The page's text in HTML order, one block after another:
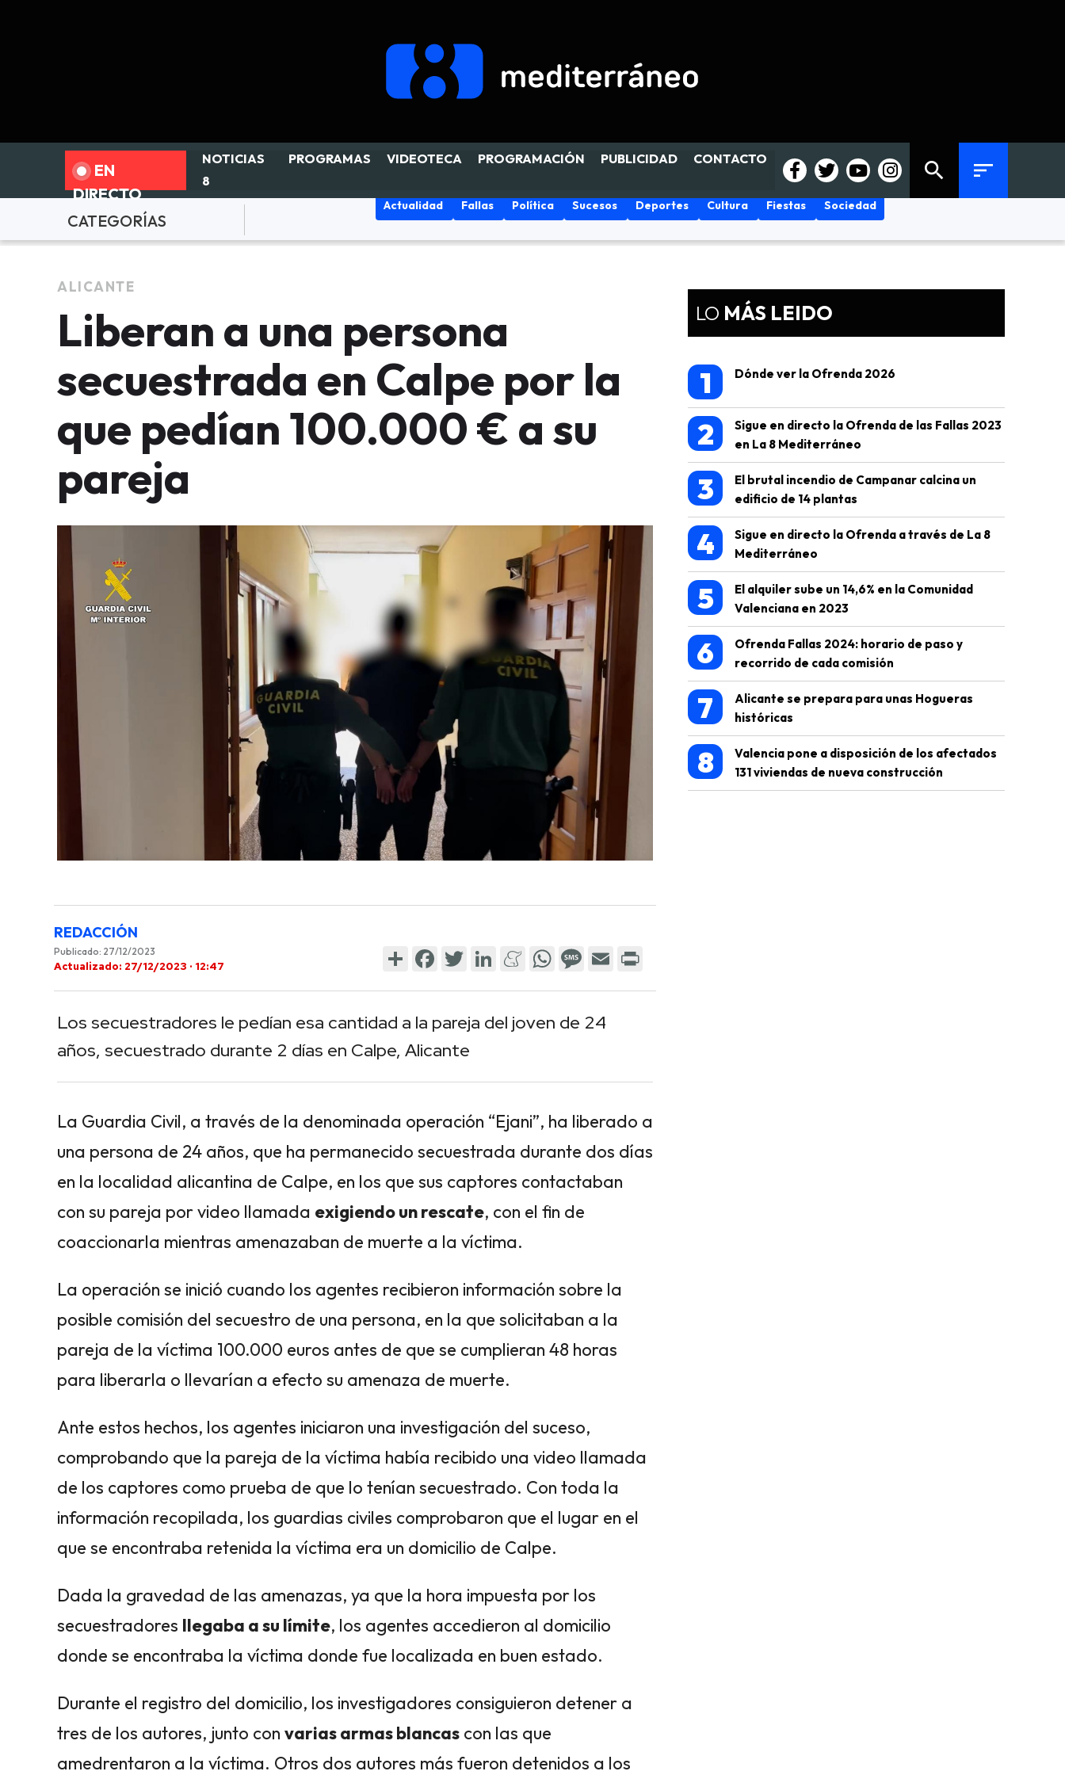
EN
DIRECTO
NOTICIAS
8
PROGRAMAS VIDEOTECA PROGRAMACIÓN PUBLICIDAD CONTACTO search sort
CATEGORÍAS
Actualidad Fallas Política Sucesos Deportes Cultura Fiestas Sociedad
ALICANTE
Liberan a una persona
secuestrada en Calpe por la
que pedían 100.000 € a su
pareja
REDACCIÓN
Publicado: 27/12/2023
Actualizado: 27/12/2023 · 12:47
ShareFacebook
TwitterLinkedInMeneame
WhatsApp
Message
Email
Los secuestradores le pedían esa cantidad a la pareja del joven de 24
años, secuestrado durante 2 días en Calpe, Alicante
La Guardia Civil, a través de la denominada operación “Ejani”, ha liberado a
una persona de 24 años, que ha permanecido secuestrada durante dos días
en la localidad alicantina de Calpe, en los que sus captores contactaban
con su pareja por video llamada exigiendo un rescate, con el fin de
coaccionarla mientras amenazaban de muerte a la víctima.
La operación se inició cuando los agentes recibieron información sobre la
posible comisión del secuestro de una persona, en la que solicitaban a la
pareja de la víctima 100.000 euros antes de que se cumplieran 48 horas
para liberarla o llevarían a efecto su amenaza de muerte.
Ante estos hechos, los agentes iniciaron una investigación del suceso,
comprobando que la pareja de la víctima había recibido una video llamada
de los captores como prueba de que lo tenían secuestrado. Con toda la
información recopilada, los guardias civiles comprobaron que el lugar en el
que se encontraba retenida la víctima era un domicilio de Calpe.
Dada la gravedad de las amenazas, ya que la hora impuesta por los
secuestradores llegaba a su límite, los agentes accedieron al domicilio
donde se encontraba la víctima donde fue localizada en buen estado.
Durante el registro del domicilio, los investigadores consiguieron detener a
tres de los autores, junto con varias armas blancas con las que
amedrentaron a la víctima. Otros dos autores más fueron detenidos a los
LO MÁS LEIDO
1 Dónde ver la Ofrenda 2026
2
Sigue en directo la Ofrenda de las Fallas 2023
en La 8 Mediterráneo
3
El brutal incendio de Campanar calcina un
edificio de 14 plantas
4
Sigue en directo la Ofrenda a través de La 8
Mediterráneo
5
El alquiler sube un 14,6% en la Comunidad
Valenciana en 2023
6
Ofrenda Fallas 2024: horario de paso y
recorrido de cada comisión
7
Alicante se prepara para unas Hogueras
históricas
8
Valencia pone a disposición de los afectados
131 viviendas de nueva construcción